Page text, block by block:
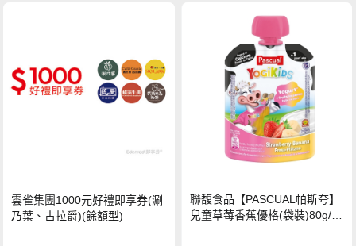
雲雀集團1000元好禮即享券(涮
乃葉、古拉爵)(餘額型)
聯馥食品【PASCUAL帕斯夸】
兒童草莓香蕉優格(袋裝)80g/袋